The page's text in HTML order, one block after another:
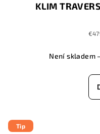
KLIM
Není skladem
Tip